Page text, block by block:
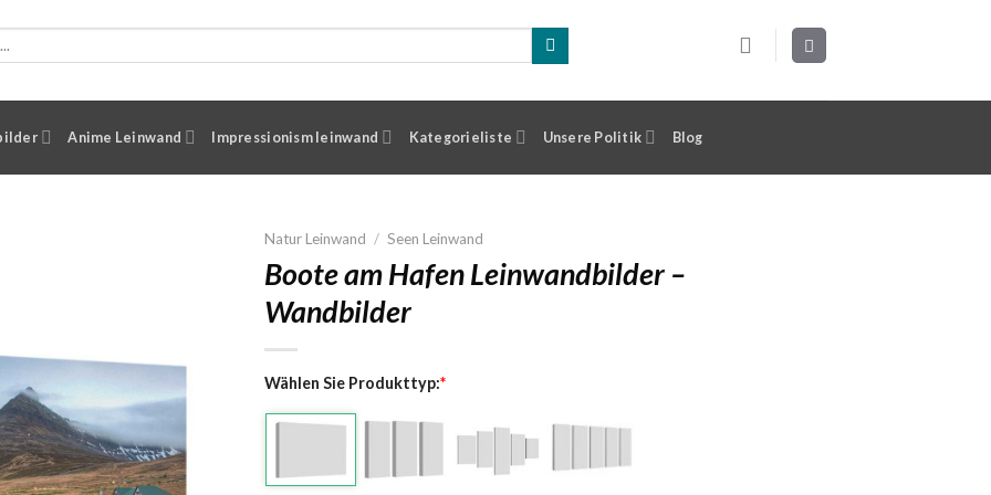
Anime Leinwand Impressionism leinwand Kategorieliste Unsere Politik Blog
Natur Leinwand / Seen Leinwand
Boote am Hafen Leinwandbilder –
Wandbilder
Wählen Sie Produkttyp:*